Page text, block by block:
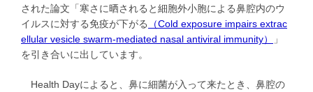
された論文「寒さに晒されると細胞外小胞による鼻腔内のウ
イルスに対する免疫が下がる
（Cold exposure impairs extrac
ellular vesicle swarm-mediated nasal antiviral immunity）
」
を引き合いに出しています。
Health Dayによると、鼻に細菌が入って来たとき、鼻腔の